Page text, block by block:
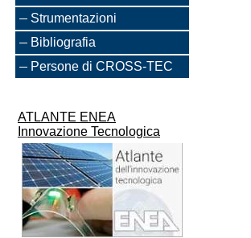
Strumentazioni
Bibliografia
Persone di CROSS-TEC
ATLANTE ENEA
Innovazione Tecnologica